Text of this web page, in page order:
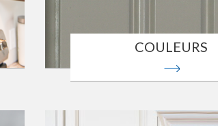
COULEURS